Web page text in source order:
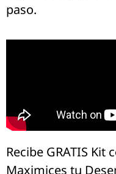
paso.
Recibe GRATIS
Maximices tu